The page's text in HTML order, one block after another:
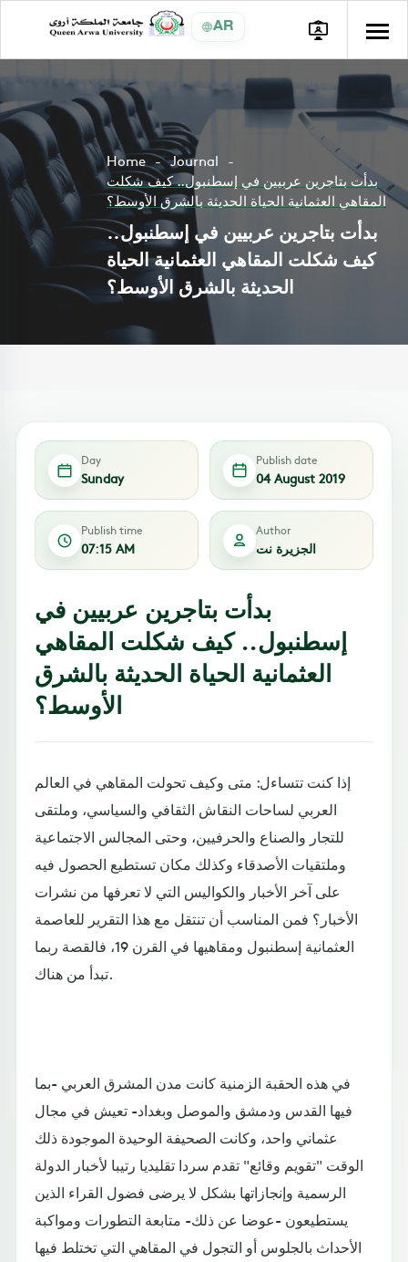
AR
Home
Journal
بدأت بتاجرين عربيين في إسطنبول.. كيف شكلت
المقاهي العثمانية الحياة الحديثة بالشرق الأوسط؟
بدأت بتاجرين عربيين في إسطنبول..
كيف شكلت المقاهي العثمانية الحياة
الحديثة بالشرق الأوسط؟
Day
Sunday
Publish date
04 August 2019
Publish time
07:15 AM
Author
الجزيرة نت
بدأت بتاجرين عربيين في
إسطنبول.. كيف شكلت المقاهي
العثمانية الحياة الحديثة بالشرق
الأوسط؟
إذا كنت تتساءل: متى وكيف تحولت المقاهي في العالم
العربي لساحات النقاش الثقافي والسياسي، وملتقى
للتجار والصناع والحرفيين، وحتى المجالس الاجتماعية
وملتقيات الأصدقاء وكذلك مكان تستطيع الحصول فيه
على آخر الأخبار والكواليس التي لا تعرفها من نشرات
الأخبار؟ فمن المناسب أن تنتقل مع هذا التقرير للعاصمة
العثمانية إسطنبول ومقاهيها في القرن 19، فالقصة ربما
تبدأ من هناك.
في هذه الحقبة الزمنية كانت مدن المشرق العربي -بما
فيها القدس ودمشق والموصل وبغداد- تعيش في مجال
عثماني واحد، وكانت الصحيفة الوحيدة الموجودة ذلك
الوقت "تقويم وقائع" تقدم سردا تقليديا رتيبا لأخبار الدولة
الرسمية وإنجازاتها بشكل لا يرضى فضول القراء الذين
يستطيعون -عوضا عن ذلك- متابعة التطورات ومواكبة
الأحداث بالجلوس أو التجول في المقاهي التي تختلط فيها